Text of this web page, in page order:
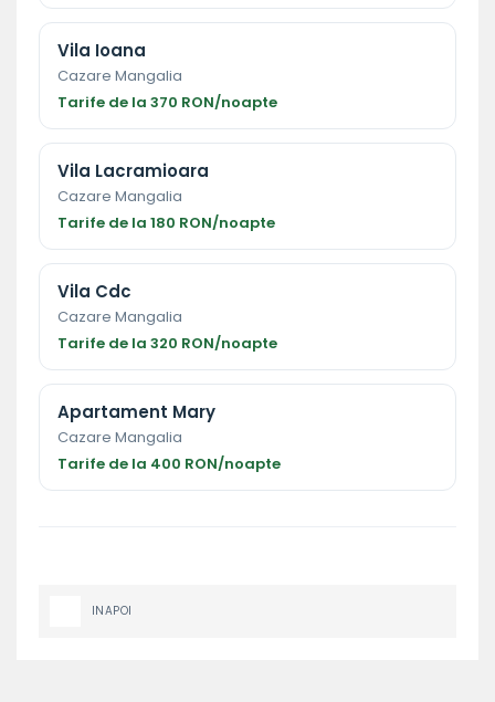
Vila Ioana
Cazare Mangalia
Tarife de la 370 RON/noapte
Vila Lacramioara
Cazare Mangalia
Tarife de la 180 RON/noapte
Vila Cdc
Cazare Mangalia
Tarife de la 320 RON/noapte
Apartament Mary
Cazare Mangalia
Tarife de la 400 RON/noapte
INAPOI